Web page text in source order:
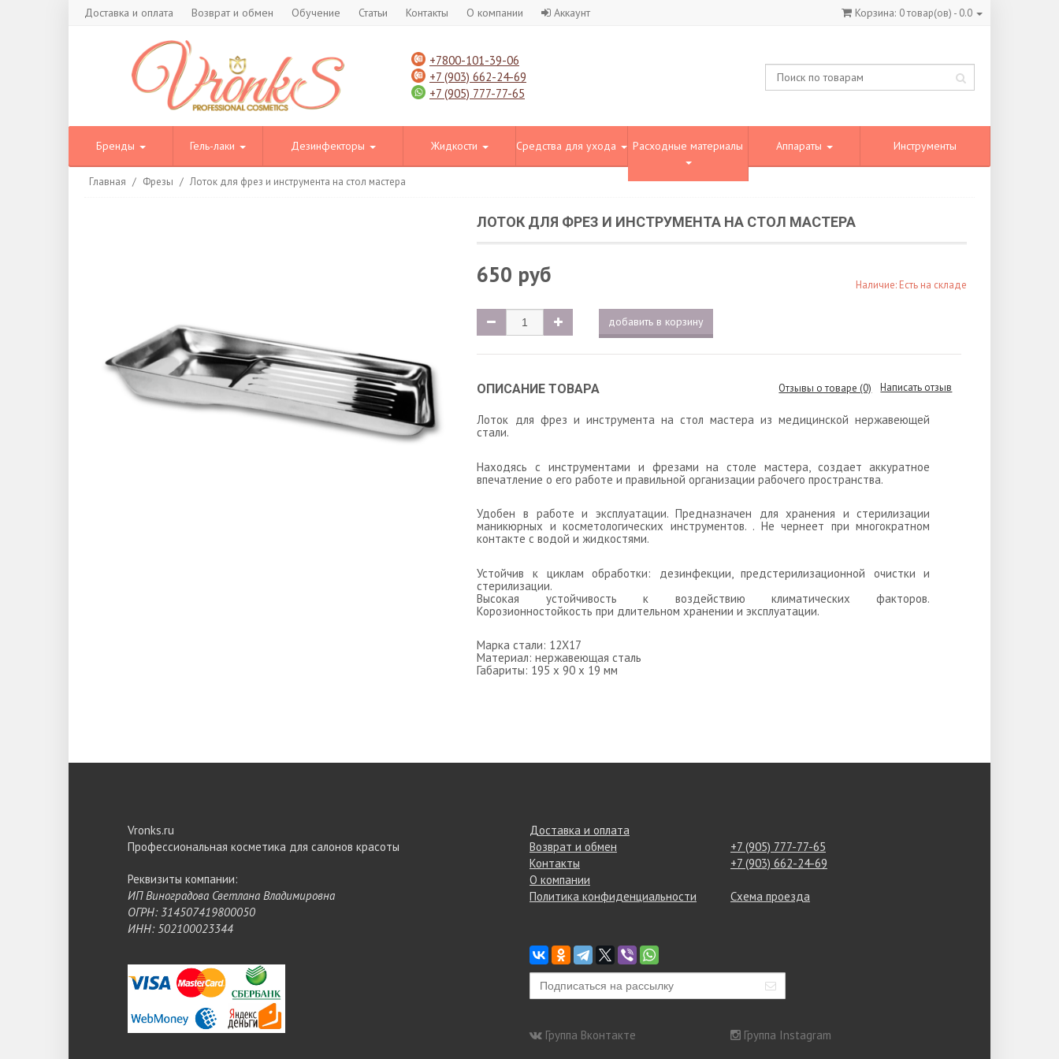
Доставка и оплата Возврат и обмен Обучение Статьи Контакты О компании Корзина: 0товар(ов) - 0.0
Аккаунт
+7800-101-39-06
+7 (903) 662-24-69
+7 (905) 777-77-65
Бренды Гель-лаки Дезинфекторы Жидкости Средства для ухода Расходные материалы Аппараты Инструменты
Главная / Фрезы / Лоток для фрез и инструмента на стол мастера
ЛОТОК ДЛЯ ФРЕЗ И ИНСТРУМЕНТА НА СТОЛ МАСТЕРА
650 руб Наличие: Есть на складе
добавить в корзину
ОПИСАНИЕ ТОВАРА Отзывы о товаре (0) Написать отзыв
Лоток для фрез и инструмента на стол мастера из медицинской нержавеющей
стали.
Находясь с инструментами и фрезами на столе мастера, создает аккуратное
впечатление о его работе и правильной организации рабочего пространства.
Удобен в работе и эксплуатации. Предназначен для хранения и стерилизации
маникюрных и косметологических инструментов. . Не чернеет при многократном
контакте с водой и жидкостями.
Устойчив к циклам обработки: дезинфекции, предстерилизационной очистки и
стерилизации.
Высокая устойчивость к воздействию климатических факторов.
Корозионностойкость при длительном хранении и эксплуатации.
Марка стали: 12Х17
Материал: нержавеющая сталь
Габариты: 195 х 90 х 19 мм
Vronks.ru
Профессиональная косметика для салонов красоты
Реквизиты компании:
ИП Виноградова Светлана Владимировна
ОГРН: 314507419800050
ИНН: 502100023344
Доставка и оплата
Возврат и обмен
Контакты
О компании
Политика конфиденциальности
+7 (905) 777-77-65
+7 (903) 662-24-69
Схема проезда
Группа Вконтакте Группа Instagram